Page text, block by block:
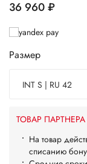
36 960руб.
Размер
INT S | RU 42
ТОВАР
На товар
списанию